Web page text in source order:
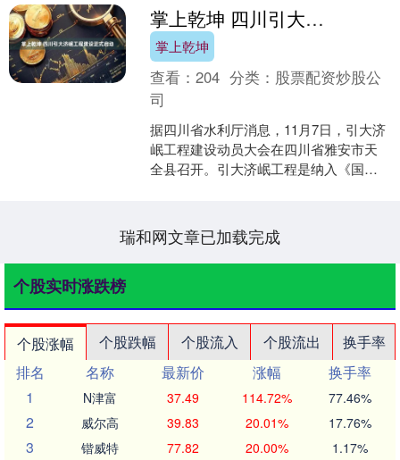
掌上乾坤 四川引大济岷工程建设正式启动
掌上乾坤
查看：204 分类： 股票配资炒股公
司
据四川省水利厅消息，11月7日，引大济
岷工程建设动员大会在四川省雅安市天
全县召开。引大济岷工程是纳入《国家
瑞和网文章已加载完成
个股实时涨跌榜
个股涨幅 个股跌幅 个股流入 个股流出
换手率
排名
名称 最新价 涨幅
换手率
1
N津富 37.49 114.72% 77.46%
2 威尔高 39.83 20.01% 17.76%
3 锴威特 77.82 20.00% 1.17%